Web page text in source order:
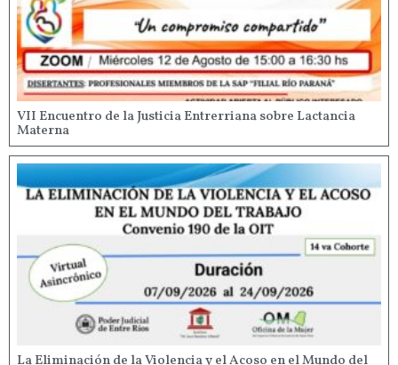
VII Encuentro de la Justicia Entrerriana sobre Lactancia
Materna
La Eliminación de la Violencia y el Acoso en el Mundo del